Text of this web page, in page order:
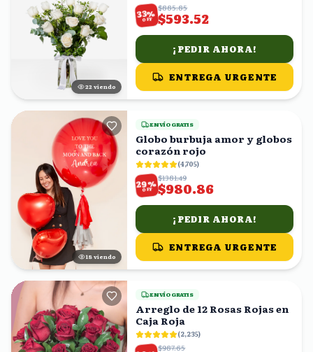
23 viendo
33%
OFF
$885.85
$593.52
¡PEDIR AHORA!
ENTREGA URGENTE
17 viendo
ENVÍO GRATIS
Globo burbuja amor y globos
corazón rojo
(4,705)
29%
OFF
$1381.49
$980.86
¡PEDIR AHORA!
ENTREGA URGENTE
ENVÍO GRATIS
Arreglo de 12 Rosas Rojas en
Caja Roja
(2,235)
$987.65